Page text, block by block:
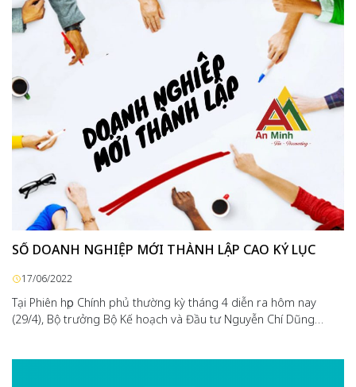
SỐ DOANH NGHIỆP MỚI THÀNH LẬP CAO KỶ LỤC
17/06/2022
Tại Phiên họp Chính phủ thường kỳ tháng 4 diễn ra hôm nay
(29/4), Bộ trưởng Bộ Kế hoạch và Đầu tư Nguyễn Chí Dũng…